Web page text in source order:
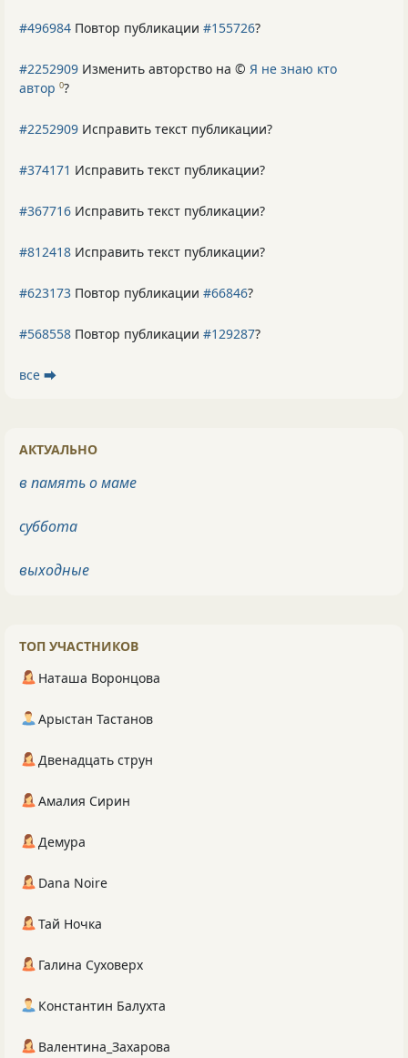
#496984 Повтор публикации #155726?
#2252909 Изменить авторство на © Я не знаю кто
автор 0?
#2252909 Исправить текст публикации?
#374171 Исправить текст публикации?
#367716 Исправить текст публикации?
#812418 Исправить текст публикации?
#623173 Повтор публикации #66846?
#568558 Повтор публикации #129287?
все ⮕
АКТУАЛЬНО
в память о маме
суббота
выходные
ТОП УЧАСТНИКОВ
Наташа Воронцова
Арыстан Тастанов
Двенадцать струн
Амалия Сирин
Демура
Dana Noire
Тай Ночка
Галина Суховерх
Константин Балухта
Валентина_Захарова